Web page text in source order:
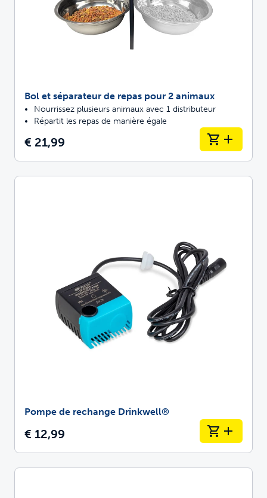
Bol et séparateur de repas pour 2 animaux
Nourrissez plusieurs animaux avec 1 distributeur
Répartit les repas de manière égale
€ 21,99
Pompe de rechange Drinkwell®
€ 12,99